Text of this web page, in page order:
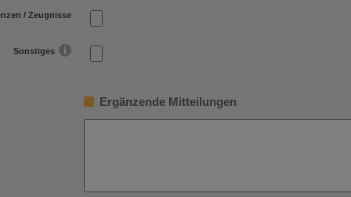
/ Zeugnisse
Sonstiges
Ergänzende Mitteilungen